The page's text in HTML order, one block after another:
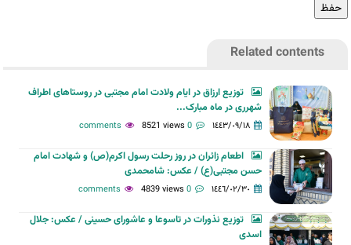
Related contents
توزیع ارزاق در ایام ولادت امام مجتبی در روستاهای اطراف
شهرری در ماه مبارک...
١٤٤٣/٠٩/١٨ 0 comments
8521 views
اطعام زائران در روز رحلت رسول اکرم(ص) و شهادت امام
حسن مجتبی(ع) / عکس: شامحمدی
١٤٤٦/٠٢/٣٠ 0 comments
4839 views
توزیع نذورات در تاسوعا و عاشورای حسینی / عکس: جلال
اسدی